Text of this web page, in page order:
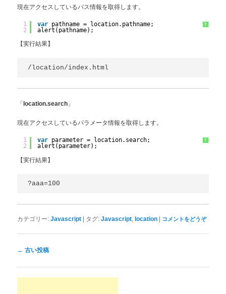
現在アクセスしているパス情報を取得します。
?
1
2
var pathname = location.pathname;
alert(pathname);
【実行結果】
/location/index.html
「 location.search 」
現在アクセスしているパラメータ情報を取得します。
?
1
2
var parameter = location.search;
alert(parameter);
【実行結果】
?aaa=100
カテゴリー: Javascript | タグ: Javascript , location | コメントをどうぞ
投稿ナビゲーション
← 古い投稿